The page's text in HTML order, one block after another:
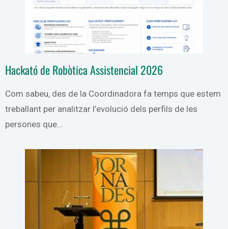
Hackató de Robòtica Assistencial 2026
Com sabeu, des de la Coordinadora fa temps que estem
treballant per analitzar l’evolució dels perfils de les
persones que…